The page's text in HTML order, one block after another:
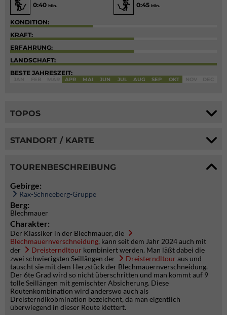
0:40 Min. 0:45 Min.
KONDITION:
KRAFT:
ERFAHRUNG:
LANDSCHAFT:
BESTE JAHRESZEIT:
APR MAI JUN JUL AUG SEP OKT
TOPOS
STANDORT / KARTE
TOURENBESCHREIBUNG
Gebirge:
Rax-Schneeberg-Gruppe
Berg:
Blechmauer
Charakter:
Der Klassiker in der Blechmauer, die
Blechmauernverschneidung, kann seit dem Jahr 2024 auch mit
der
Dreisterndltour kombiniert werden. Man läßt dabei die
zwei schwierigsten Seillängen der
Dreisterndltour aus und
tauscht sie mit dem Herzstück der Blechmauernverschneidung.
Der 6te Grad wird so nicht überschritten und man kommt auf 9
tolle Seillängen mit gemischter Absicherung. Diese
Routenkombination wird anderswo auch als
Dreisterndlkobmination bezeichent, da man eigentlich
überwiegend in dieser Route klettert.